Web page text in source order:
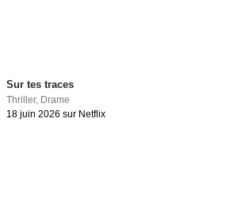
Sur tes traces
Thriller, Drame
18 juin 2026 sur Netflix